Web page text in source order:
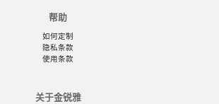
帮助
如何定制
隐私条款
使用条款
关于金锐雅